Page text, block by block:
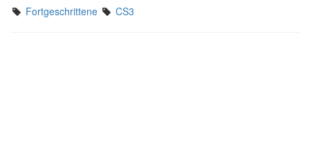
Fortgeschrittene CS3